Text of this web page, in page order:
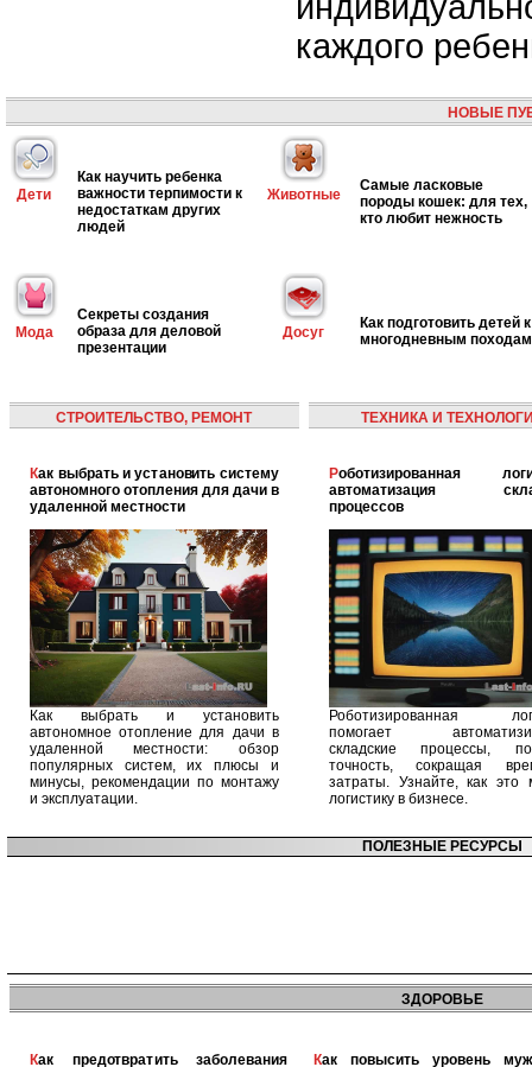
каждого
НОВЫЕ
Дети
Как научить ребенка
важности терпимости к
недостаткам других
людей
Животные
Самые ласковые
породы кошек: для тех,
кто любит нежность
Мода
Секреты создания
образа для деловой
презентации
Досуг
Как подготовить детей к
многодневным походам
СТРОИТЕЛЬСТВО, РЕМОНТ
Как выбрать и установить систему
автономного отопления для дачи в
удаленной местности
Как выбрать и установить
автономное отопление для дачи в
удаленной местности: обзор
популярных систем, их плюсы и
минусы, рекомендации по монтажу
и эксплуатации.
ТЕХНИКА И
Роботизированная логистика:
автоматизация
процессов
Роботизированная
помогает
складские процессы,
точность, сокращая
затраты. Узнайте, как это
логистику в бизнесе.
ПОЛЕЗНЫЕ РЕСУРСЫ
ЗДОРОВЬЕ
Как предотвратить заболевания Как повысить уровень мужского